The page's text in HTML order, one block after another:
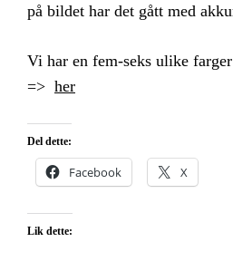
på bildet har det gått med
Vi har en fem-seks ulike
=> her
Del dette:
Facebook X
Lik dette: